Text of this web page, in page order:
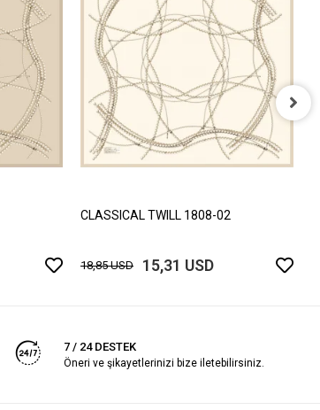
CLASSICAL TWILL 1808-02
18,85 USD 15,31 USD
7 / 24 DESTEK
Öneri ve şikayetlerinizi bize iletebilirsiniz.